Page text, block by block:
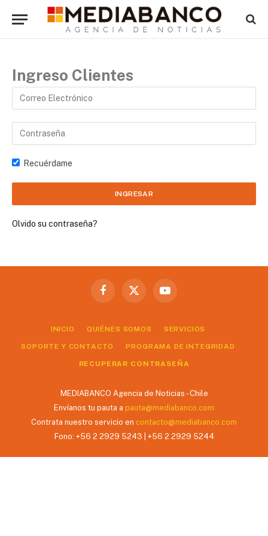
Ingreso Clientes
Recuérdame
Olvido su contraseña?
Facebook
X
YouTube
INICIO QUIÉNES SOMOS SERVICIOS
SOPORTE Y CONTACTO PROGRAMA DE INTEGRIDAD
RECUPERAR CONTRASEÑA
MEDIABANCO Agencia de Noticias - Chile
Envíanos tu pauta a pauta@mediabanco.com
Contrata nuestro servicio en contacto@mediabanco.com
Fono: +56 2 2929 5243 | +56 2 2929 5244